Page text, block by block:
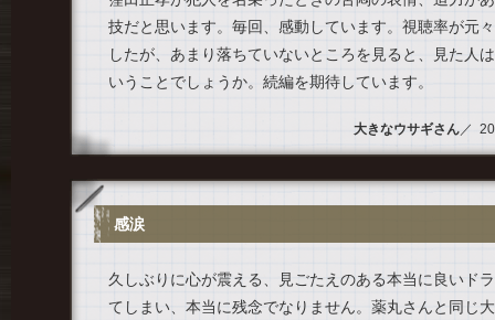
技だと思います。毎回、感動しています。視聴率が元
したが、あまり落ちていないところを見ると、見た人
いうことでしょうか。続編を期待しています。
大きなウサギさん／
感涙
久しぶりに心が震える、見ごたえのある本当に良いド
てしまい、本当に残念でなりません。薬丸さんと同じ